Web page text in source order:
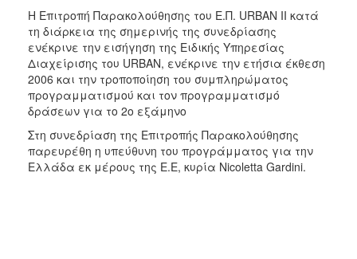
Η Επιτροπή Παρακολούθησης του Ε.Π. URBAN II κατά
τη διάρκεια της σημερινής της συνεδρίασης
ενέκρινε την εισήγηση της Ειδικής Υπηρεσίας
Διαχείρισης του URBAN, ενέκρινε την ετήσια έκθεση
2006 και την τροποποίηση του συμπληρώματος
προγραμματισμού και τον προγραμματισμό
δράσεων για το 2ο εξάμηνο
Στη συνεδρίαση της Επιτροπής Παρακολούθησης
παρευρέθη η υπεύθυνη του προγράμματος για την
Ελλάδα εκ μέρους της Ε.Ε, κυρία Nicoletta Gardini.